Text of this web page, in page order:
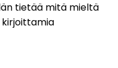
tietää mitä mieltä